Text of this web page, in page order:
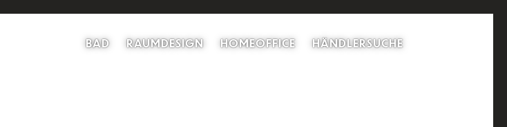
BAD RAUMDESIGN HOMEOFFICE HÄNDLERSUCHE